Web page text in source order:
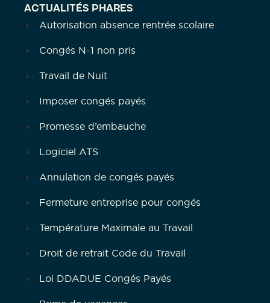
ACTUALITÉS PHARES
Autorisation absence rentrée scolaire
Congés N-1 non pris
Travail de Nuit
Imposer congés payés
Promesse d’embauche
Logiciel ATS
Annulation de congés payés
Fermeture entreprise pour congés
Température Maximale au Travail
Droit de retrait Code du Travail
Loi DDADUE Congés Payés